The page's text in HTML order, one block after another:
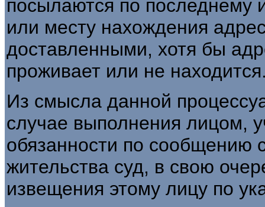
посылаются по последнему
или месту нахождения
доставленными, хотя бы
проживает или не
Из смысла данной
случае выполнения лицом,
обязанности по сообщению
жительства суд, в свою
извещения этому лицу по